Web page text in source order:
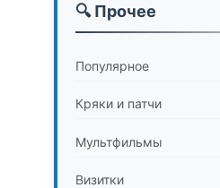
🔍 Прочее
Популярное
Кряки и патчи
Мультфильмы
Визитки